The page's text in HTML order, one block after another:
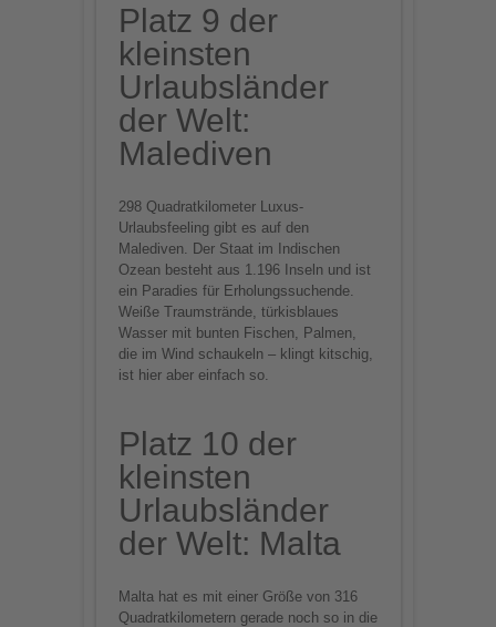
Platz 9 der
kleinsten
Urlaubsländer
der Welt:
Malediven
298 Quadratkilometer Luxus-
Urlaubsfeeling gibt es auf den
Malediven. Der Staat im Indischen
Ozean besteht aus 1.196 Inseln und ist
ein Paradies für Erholungssuchende.
Weiße Traumstrände, türkisblaues
Wasser mit bunten Fischen, Palmen,
die im Wind schaukeln – klingt kitschig,
ist hier aber einfach so.
Platz 10 der
kleinsten
Urlaubsländer
der Welt: Malta
Malta hat es mit einer Größe von 316
Quadratkilometern gerade noch so in die